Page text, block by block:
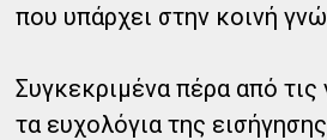
που υπάρχει στην κοινή
Συγκεκριμένα πέρα από τις
τα ευχολόγια της